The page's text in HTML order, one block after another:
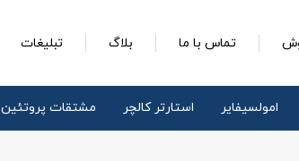
تماس با ما بلاگ تبلیغات
امولسیفایر استارتر کالچر مشتقات پروتئین